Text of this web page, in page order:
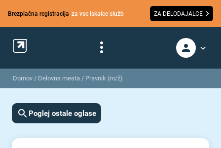
Brezplačna registracija za vse iskalce služb ZA DELODAJALCE
Domov / Delovna mesta / Pravnik (m/ž)
Poglej ostale oglase